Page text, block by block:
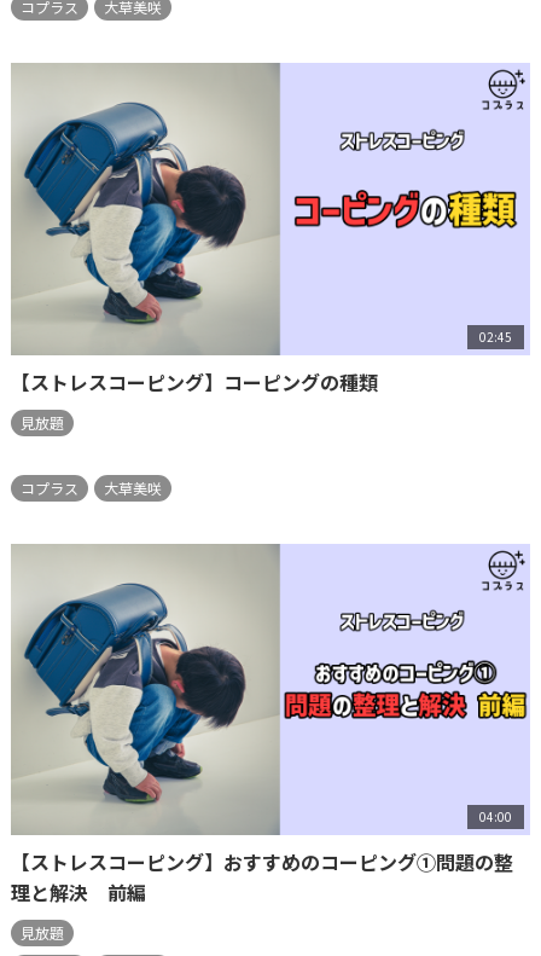
コプラス 大草美咲
02:45
【ストレスコーピング】コーピングの種類
見放題
コプラス 大草美咲
04:00
【ストレスコーピング】おすすめのコーピング①問題の整
理と解決 前編
見放題